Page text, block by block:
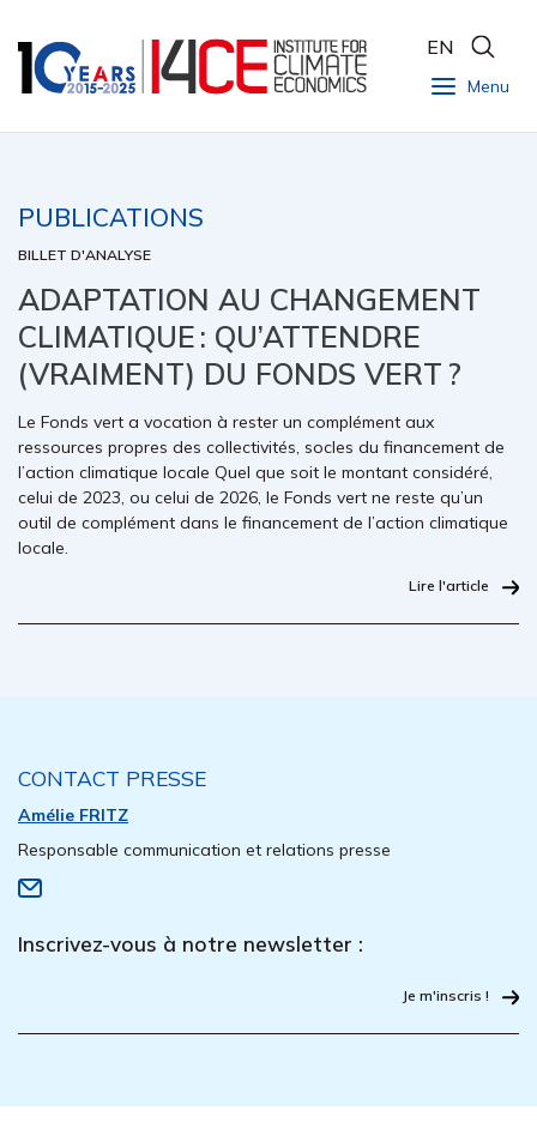
Menu
EN
PUBLICATIONS
BILLET D'ANALYSE
ADAPTATION AU CHANGEMENT
CLIMATIQUE : QU’ATTENDRE
(VRAIMENT) DU FONDS VERT ?
Le Fonds vert a vocation à rester un complément aux
ressources propres des collectivités, socles du financement de
l’action climatique locale Quel que soit le montant considéré,
celui de 2023, ou celui de 2026, le Fonds vert ne reste qu’un
outil de complément dans le financement de l’action climatique
locale.
Lire l'article
CONTACT PRESSE
Amélie FRITZ
Responsable communication et relations presse
Inscrivez-vous à notre newsletter :
Je m'inscris !